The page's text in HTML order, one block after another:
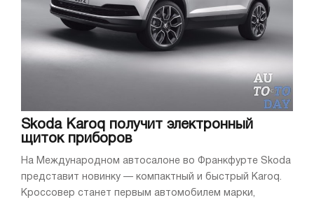
Skoda Karoq получит электронный
щиток приборов
На Международном автосалоне во Франкфурте Skoda
представит новинку — компактный и быстрый Karoq.
Кроссовер станет первым автомобилем марки,